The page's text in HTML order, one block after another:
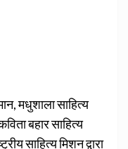
मधुशाला साहित्य
बहार साहित्य
साहित्य मिशन द्वारा